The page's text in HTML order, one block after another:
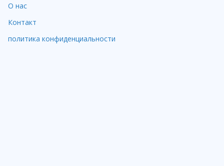
О нас
Контакт
политика конфиденциальности